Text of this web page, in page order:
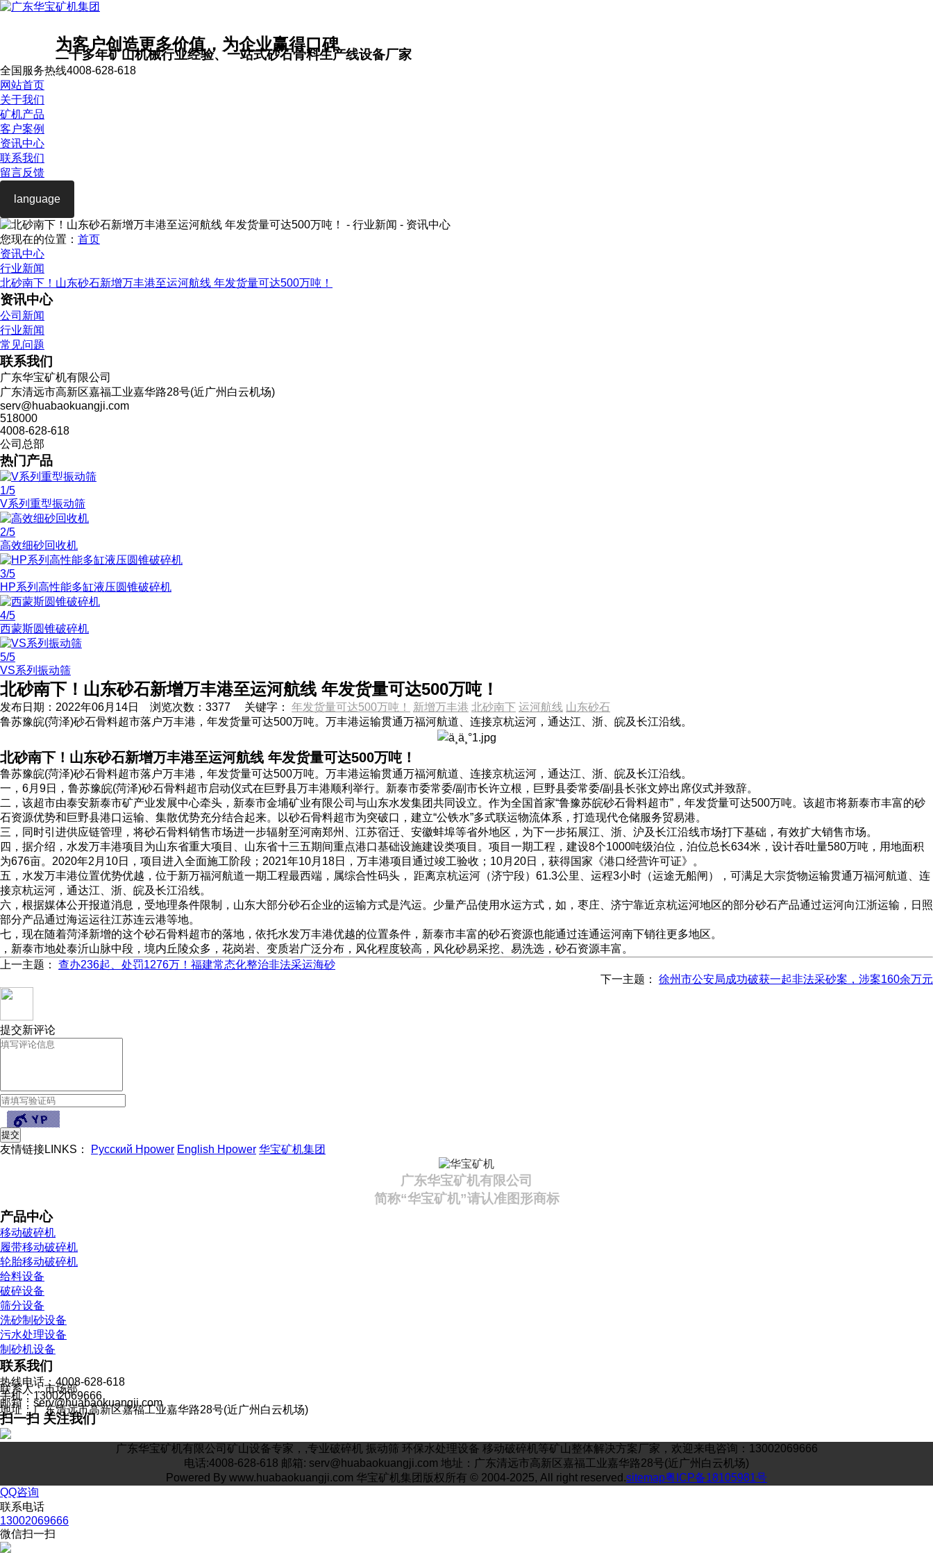
为客户创造更多价值，为企业赢得口碑
二十多年矿山机械行业经验、一站式砂石骨料生产线设备厂家
全国服务热线4008-628-618
网站首页
关于我们
矿机产品
客户案例
资讯中心
联系我们
留言反馈
language
您现在的位置： 首页
资讯中心
行业新闻
北砂南下！山东砂石新增万丰港至运河航线 年发货量可达500万吨！
资讯中心
公司新闻
行业新闻
常见问题
联系我们
广东华宝矿机有限公司
广东清远市高新区嘉福工业嘉华路28号(近广州白云机场)
serv@huabaokuangji.com
518000
4008-628-618
公司总部
热门产品
1/5
V系列重型振动筛
2/5
高效细砂回收机
3/5
HP系列高性能多缸液压圆锥破碎机
4/5
西蒙斯圆锥破碎机
5/5
VS系列振动筛
北砂南下！山东砂石新增万丰港至运河航线 年发货量可达500万吨！
发布日期： 2022年06月14日 浏览次数： 3377 关键字： 年发货量可达500万吨！ 新增万丰港 北砂南下 运河航线 山东砂石
鲁苏豫皖(菏泽)砂石骨料超市落户万丰港，年发货量可达500万吨。万丰港运输贯通万福河航道、连接京杭运河，通达江、浙、皖及长江沿线。
北砂南下！山东砂石新增万丰港至运河航线 年发货量可达500万吨！
鲁苏豫皖(菏泽)砂石骨料超市落户万丰港，年发货量可达500万吨。万丰港运输贯通万福河航道、连接京杭运河，通达江、浙、皖及长江沿线。
一，6月9日，鲁苏豫皖(菏泽)砂石骨料超市启动仪式在巨野县万丰港顺利举行。新泰市委常委/副市长许立根，巨野县委常委/副县长张文婷出席仪式并致辞。
二，该超市由泰安新泰市矿产业发展中心牵头，新泰市金埔矿业有限公司与山东水发集团共同设立。作为全国首家“鲁豫苏皖砂石骨料超市”，年发货量可达500万吨。该超市将新泰市丰富的砂
石资源优势和巨野县港口运输、集散优势充分结合起来。以砂石骨料超市为突破口，建立“公铁水”多式联运物流体系，打造现代仓储服务贸易港。
三，同时引进供应链管理，将砂石骨料销售市场进一步辐射至河南郑州、江苏宿迁、安徽蚌埠等省外地区，为下一步拓展江、浙、沪及长江沿线市场打下基础，有效扩大销售市场。
四，据介绍，水发万丰港项目为山东省重大项目、山东省十三五期间重点港口基础设施建设类项目。项目一期工程，建设8个1000吨级泊位，泊位总长634米，设计吞吐量580万吨，用地面积
为676亩。2020年2月10日，项目进入全面施工阶段；2021年10月18日，万丰港项目通过竣工验收；10月20日，获得国家《港口经营许可证》。
五，水发万丰港位置优势优越，位于新万福河航道一期工程最西端，属综合性码头， 距离京杭运河（济宁段）61.3公里、运程3小时（运途无船闸），可满足大宗货物运输贯通万福河航道、连
接京杭运河，通达江、浙、皖及长江沿线。
六，根据媒体公开报道消息，受地理条件限制，山东大部分砂石企业的运输方式是汽运。少量产品使用水运方式，如，枣庄、济宁靠近京杭运河地区的部分砂石产品通过运河向江浙运输，日照
部分产品通过海运运往江苏连云港等地。
七，现在随着菏泽新增的这个砂石骨料超市的落地，依托水发万丰港优越的位置条件，新泰市丰富的砂石资源也能通过连通运河南下销往更多地区。
，新泰市地处泰沂山脉中段，境内丘陵众多，花岗岩、变质岩广泛分布，风化程度较高，风化砂易采挖、易洗选，砂石资源丰富。
上一主题： 查办236起、处罚1276万！福建常态化整治非法采运海砂
下一主题： 徐州市公安局成功破获一起非法采砂案，涉案160余万元
提交新评论
友情链接LINKS： Русский Hpower English Hpower 华宝矿机集团
广东华宝矿机有限公司
简称“华宝矿机”请认准图形商标
产品中心
移动破碎机
履带移动破碎机
轮胎移动破碎机
给料设备
破碎设备
筛分设备
洗砂制砂设备
污水处理设备
制砂机设备
联系我们
热线电话：4008-628-618
联系人：市场部
手机：13002069666
邮箱：serv@huabaokuangji.com
地址：广东清远市高新区嘉福工业嘉华路28号(近广州白云机场)
扫一扫 关注我们
广东华宝矿机有限公司矿山设备专家，,专业破碎机 振动筛 环保水处理设备 移动破碎机等矿山整体解决方案厂家，欢迎来电咨询：13002069666
电话:4008-628-618 邮箱: serv@huabaokuangji.com 地址：广东清远市高新区嘉福工业嘉华路28号(近广州白云机场)
Powered By www.huabaokuangji.com 华宝矿机集团版权所有 © 2004-2025, All right reserved.sitemap粤ICP备18105981号
QQ咨询
联系电话
13002069666
微信扫一扫